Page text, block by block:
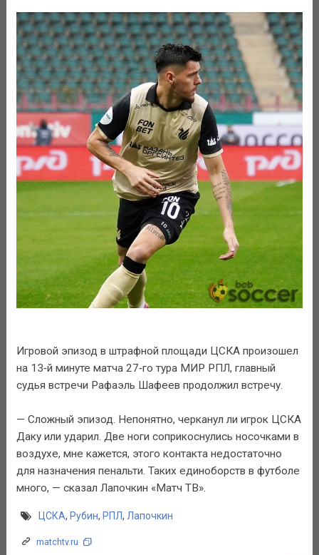
Игровой эпизод в штрафной площади ЦСКА произошел
на 13‑й минуте матча 27‑го тура МИР РПЛ, главный
судья встречи Рафаэль Шафеев продолжил встречу.
— Сложный эпизод. Непонятно, черканул ли игрок ЦСКА
Даку или ударил. Две ноги соприкоснулись носочками в
воздухе, мне кажется, этого контакта недостаточно
для назначения пенальти. Таких единоборств в футболе
много, — сказал Лапочкин «Матч ТВ».
ЦСКА, Рубин, РПЛ, Лапочкин
matchtv.ru